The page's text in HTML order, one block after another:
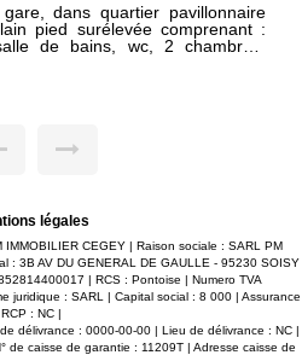
dans quartier pavillonnaire
pied surélevée comprenant :
de bains, wc, 2 chambres.
VENDEUR ----------CONTACT
légales
CEGEY | Raison sociale : SARL PM
: 3B AV DU GENERAL DE GAULLE - 95230 SOISY
| RCS : Pontoise | Numero TVA
juridique : SARL | Capital social : 8 000 | Assurance
RCP : NC |
délivrance : 0000-00-00 | Lieu de délivrance : NC |
de caisse de garantie : 11209T | Adresse caisse de